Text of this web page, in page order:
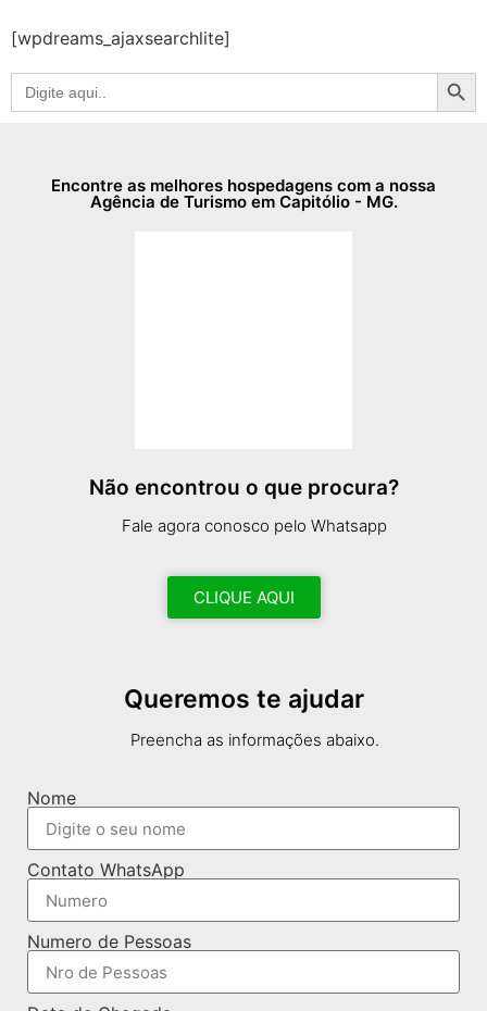
[wpdreams_ajaxsearchlite]
Search
for:
Encontre as melhores hospedagens com a nossa
Agência de Turismo em Capitólio - MG.
Não encontrou o que procura?
Fale agora conosco pelo Whatsapp
CLIQUE AQUI
Queremos te ajudar
Preencha as informações abaixo.
Nome
Contato WhatsApp
Numero de Pessoas